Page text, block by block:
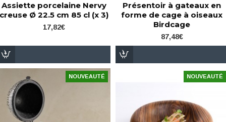
Assiette porcelaine Nervy
Ø 22.5 cm 85 cl (x 3)
17,82€
Présentoir à gateaux en
forme de cage à oiseaux
Birdcage
87,48€
NOUVEAUTÉ NOUVEAUTÉ